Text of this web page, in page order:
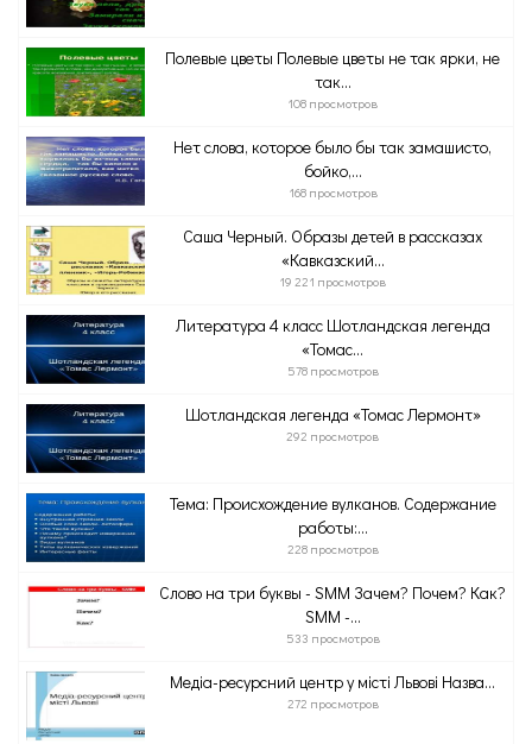
Полевые цветы Полевые цветы не так ярки, не
так...
108 просмотров
Нет слова, которое было бы так замашисто,
бойко,...
168 просмотров
Саша Черный. Образы детей в рассказах
«Кавказский...
19 221 просмотров
Литература 4 класс Шотландская легенда
«Томас...
578 просмотров
Шотландская легенда «Томас Лермонт»
292 просмотров
Тема: Происхождение вулканов. Содержание
работы:...
228 просмотров
Слово на три буквы - SMM Зачем? Почем? Как?
SMM -...
533 просмотров
Медіа-ресурсний центр у місті Львові Назва...
272 просмотров